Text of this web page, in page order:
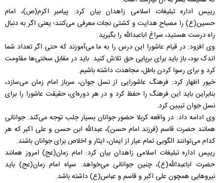
رییس اداره تبلیغات اسلامی زاهدان بیان کرد: پیامبر اکرم(ص)، امام
حسین(ع) را مصباح هدایت و کشتی نجات معرفی می‌کنند؛ یعنی اگر به دنبال
راه درست هستید، سراغ اباعبدالله را بگیرید.
وی افزود: در قیام عاشورا این درس را به ما می‌آموزند که حتی اگر تعداد شما
اندک بود، باز باید برای برپایی حق تلاش کنید. باید در مقابل سختی‌ها مقاومت
کرد و برای رسوا کردن باطل، مجاهدت داشته باشیم.
خیور اظهار کرد: فرهنگ عاشورایی از نسل جوان، سرباز امام زمان می‌سازد،
بنابراین باید این فرهنگ را حفظ کرد و در هر دوره‌ای، حقیقت عاشورا را برای
نسل جوان تبیین کرد.
وی ادامه داد: در واقعه کربلا حضور جوانان بسیار جلب توجه می‌کند. جوانانی
همانند حضرت قاسم (فرزند امام حسن)، عبدالله ابن حسن و علی اکبر که هر
کدام می‌توانند الگویی تمام عیار از ایمان، ایثار و اخلاص برای جوانان باشند.
رییس اداره تبلیغات اسلامی زاهدان بیان کرد: امام زمان(عج) امروز همانند
حضرت اباعبدالله(ع)، چنین جوانانی می‌خواهد. سپاه امام زمان(عج) باید
نیروهایی همچون علی اکبر و قاسم و عباس(ع) داشته باشد.